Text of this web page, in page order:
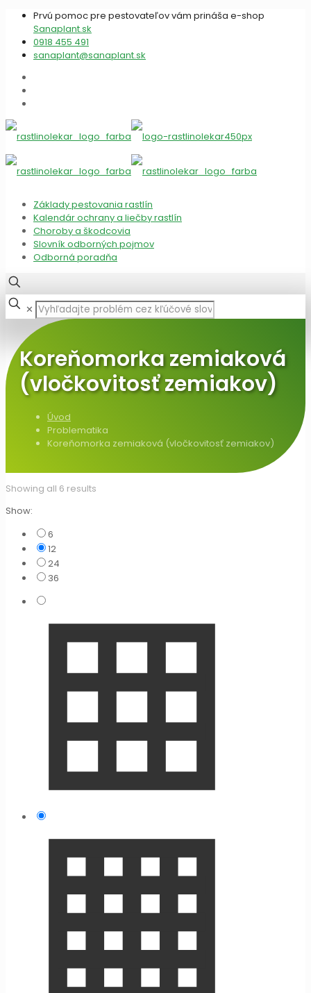
Prvú pomoc pre pestovateľov vám prináša e-shop
Sanaplant.sk
0918 455 491
sanaplant@sanaplant.sk
Základy pestovania rastlín
Kalendár ochrany a liečby rastlín
Choroby a škodcovia
Slovník odborných pojmov
Odborná poradňa
✕
Koreňomorka zemiaková
(vločkovitosť zemiakov)
Úvod
Problematika
Koreňomorka zemiaková (vločkovitosť zemiakov)
Showing all 6 results
Show:
6
12
24
36